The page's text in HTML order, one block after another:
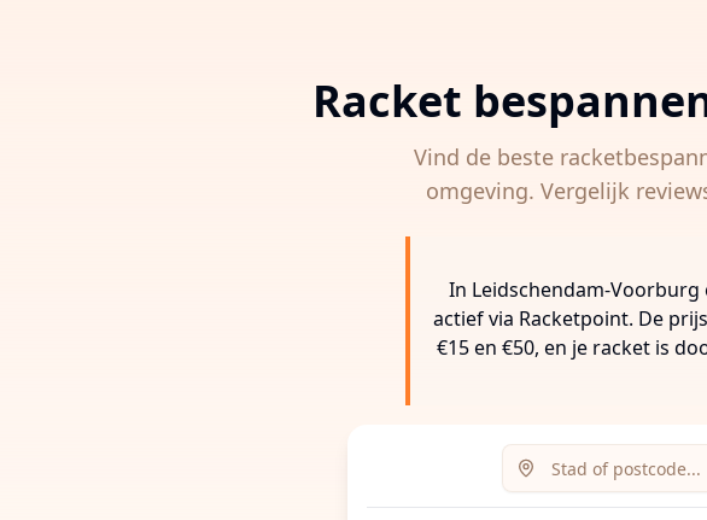
Racket
Vind de beste
omgeving. Vergelijk
In Leidschendam-
actief via Racketpoint. De
€15 en €50, en je racket is
Voer een stad,